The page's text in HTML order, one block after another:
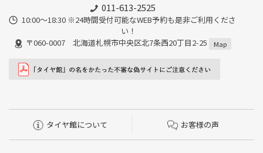
011-613-2525
10:00～18:30 ※24時間受付可能なWEB予約も是非ご利用くださ
い！
〒060-0007 北海道札幌市中央区北7条西20丁目2-25
Map
タイヤ館について お客様の声